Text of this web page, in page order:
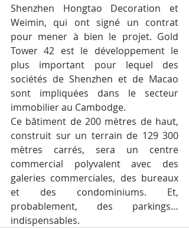
Shenzhen Hongtao Decoration et
Weimin, qui ont signé un contrat
pour mener à bien le projet. Gold
Tower 42 est le développement le
plus important pour lequel des
sociétés de Shenzhen et de Macao
sont impliquées dans le secteur
immobilier au Cambodge.
Ce bâtiment de 200 mètres de haut,
construit sur un terrain de 129 300
mètres carrés, sera un centre
commercial polyvalent avec des
galeries commerciales, des bureaux
et des condominiums. Et,
probablement, des parkings…
indispensables.